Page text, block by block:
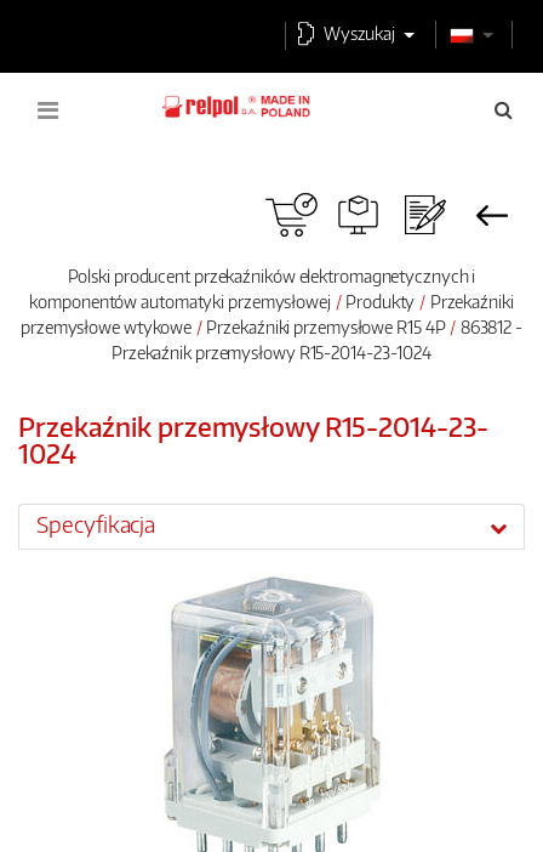
Wyszukaj
Polski producent przekaźników elektromagnetycznych i
komponentów automatyki przemysłowej
Produkty
Przekaźniki
przemysłowe wtykowe
Przekaźniki przemysłowe R15 4P
863812 -
Przekaźnik przemysłowy R15-2014-23-1024
Przekaźnik przemysłowy R15-2014-23-
1024
Specyfikacja